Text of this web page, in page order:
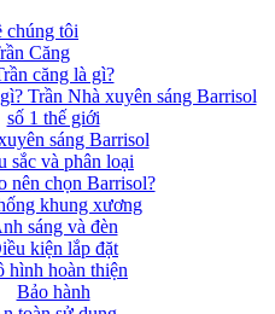
chúng tôi
Căng
căng là gì?
Trần Nhà xuyên sáng Barrisol
số 1 thế giới
sáng Barrisol
sắc và phân loại
nên chọn Barrisol?
khung xương
sáng và đèn
kiện lắp đặt
hình hoàn thiện
Bảo hành